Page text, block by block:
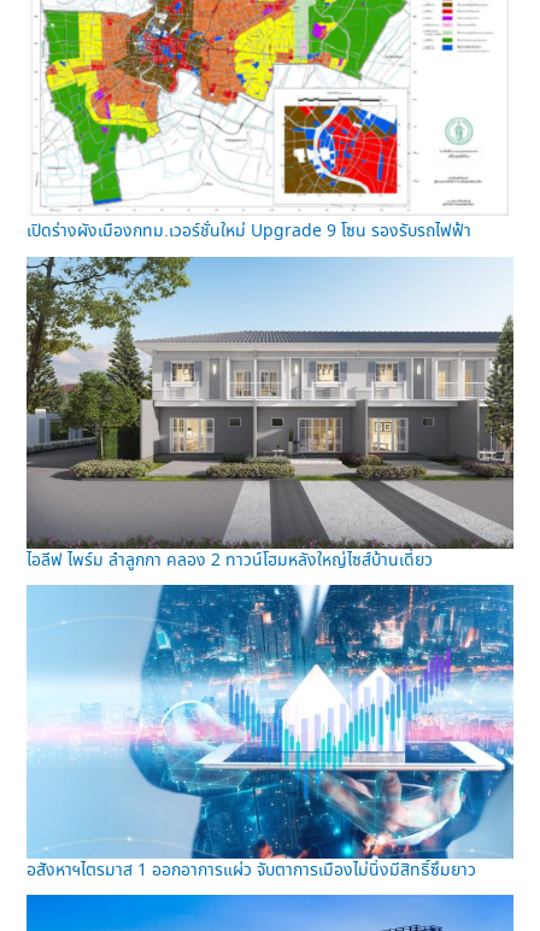
เปิดร่างผังเมืองกทม.เวอร์ชั่นใหม่ Upgrade 9 โซน รองรับรถไฟฟ้า
ไอลีฟ ไพร์ม ลำลูกกา คลอง 2 ทาวน์โฮมหลังใหญ่ไซส์บ้านเดี่ยว
อสังหาฯไตรมาส 1 ออกอาการแผ่ว จับตาการเมืองไม่นิ่งมีสิทธิ์ซึมยาว